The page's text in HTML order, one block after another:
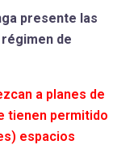
presente las
de
a planes de
tienen permitido
espacios